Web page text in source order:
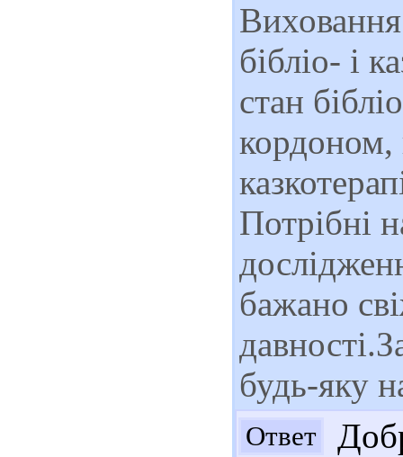
бібліо- і
стан
кордоном,
Потрібні
бажано
будь-яку
Ответ